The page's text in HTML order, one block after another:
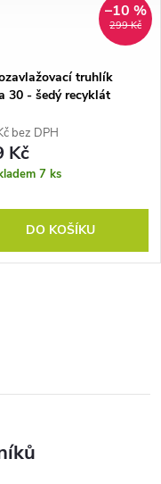
299 Kč
–10 %
truhlík
30 - šedý recyklát
bez DPH
Kč
7 ks
DO KOŠÍKU